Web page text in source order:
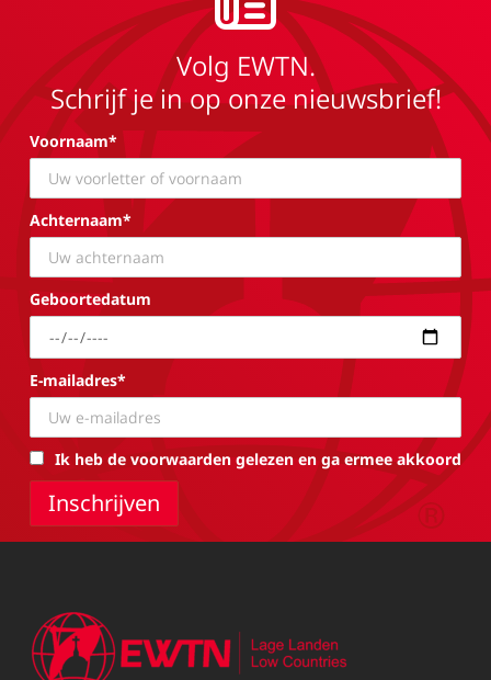
Volg EWTN.
Schrijf je in op onze nieuwsbrief!
Voornaam*
Achternaam*
Geboortedatum
E-mailadres*
Ik heb de voorwaarden gelezen en ga ermee akkoord